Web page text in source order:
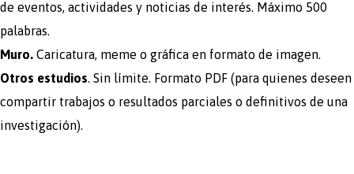
de eventos, actividades y noticias de interés. Máximo 500
palabras.
Muro. Caricatura, meme o gráfica en formato de imagen.
Otros estudios. Sin límite. Formato PDF (para quienes deseen
compartir trabajos o resultados parciales o definitivos de una
investigación).